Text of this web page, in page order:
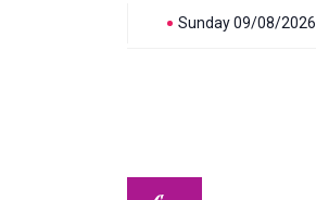
Sunday 09/08/2026